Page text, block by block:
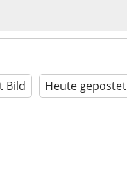
Bild Heute gepostet